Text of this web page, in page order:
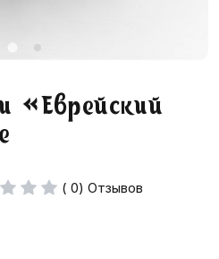
«Еврейский
( 0) Отзывов